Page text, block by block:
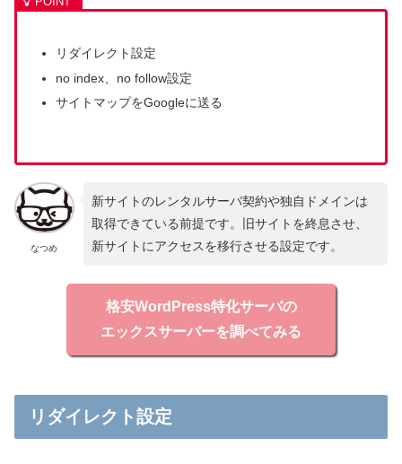
リダイレクト設定
no index、no follow設定
サイトマップをGoogleに送る
なつめ
新サイトのレンタルサーバ契約や独自ドメインは
取得できている前提です。旧サイトを終息させ、
新サイトにアクセスを移行させる設定です。
格安WordPress特化サーバの
エックスサーバーを調べてみる
リダイレクト設定